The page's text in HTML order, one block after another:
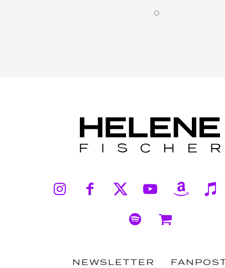
Instagram
Facebook
Spotify
NEWSLETTER